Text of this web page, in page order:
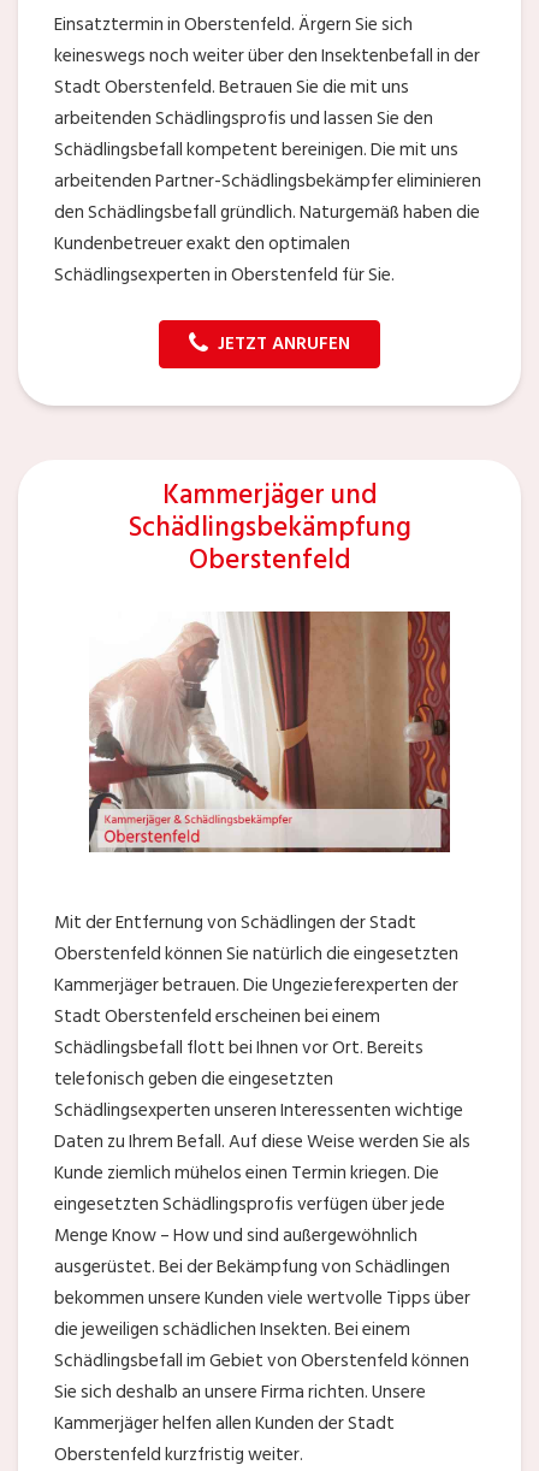
Einsatztermin in Oberstenfeld. Ärgern Sie sich
keineswegs noch weiter über den Insektenbefall in der
Stadt Oberstenfeld. Betrauen Sie die mit uns
arbeitenden Schädlingsprofis und lassen Sie den
Schädlingsbefall kompetent bereinigen. Die mit uns
arbeitenden Partner-Schädlingsbekämpfer eliminieren
den Schädlingsbefall gründlich. Naturgemäß haben die
Kundenbetreuer exakt den optimalen
Schädlingsexperten in Oberstenfeld für Sie.
JETZT ANRUFEN
Kammerjäger und
Schädlingsbekämpfung
Oberstenfeld
Mit der Entfernung von Schädlingen der Stadt
Oberstenfeld können Sie natürlich die eingesetzten
Kammerjäger betrauen. Die Ungezieferexperten der
Stadt Oberstenfeld erscheinen bei einem
Schädlingsbefall flott bei Ihnen vor Ort. Bereits
telefonisch geben die eingesetzten
Schädlingsexperten unseren Interessenten wichtige
Daten zu Ihrem Befall. Auf diese Weise werden Sie als
Kunde ziemlich mühelos einen Termin kriegen. Die
eingesetzten Schädlingsprofis verfügen über jede
Menge Know – How und sind außergewöhnlich
ausgerüstet. Bei der Bekämpfung von Schädlingen
bekommen unsere Kunden viele wertvolle Tipps über
die jeweiligen schädlichen Insekten. Bei einem
Schädlingsbefall im Gebiet von Oberstenfeld können
Sie sich deshalb an unsere Firma richten. Unsere
Kammerjäger helfen allen Kunden der Stadt
Oberstenfeld kurzfristig weiter.